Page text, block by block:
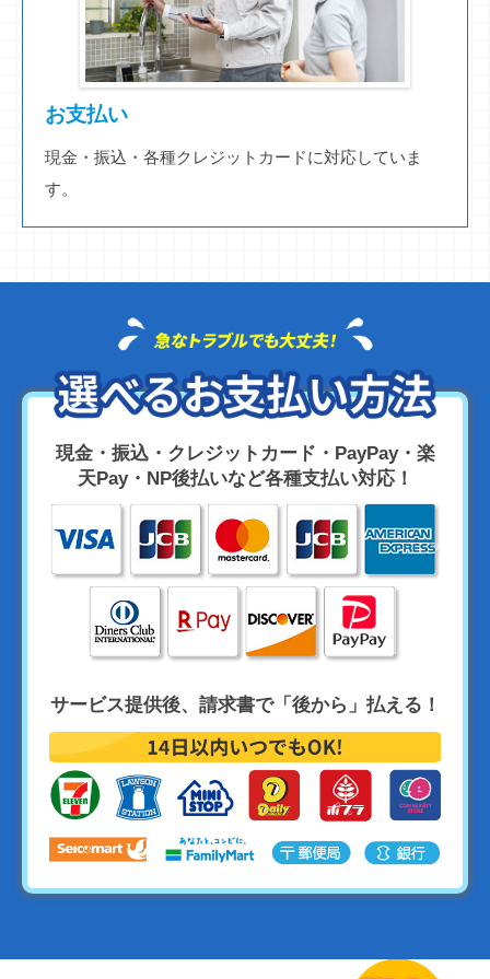
お支払い
現金・振込・各種クレジットカードに対応していま
す。
現金・振込・クレジットカード・PayPay・楽
天Pay・NP後払いなど各種支払い対応！
サービス提供後、請求書で「後から」払える！